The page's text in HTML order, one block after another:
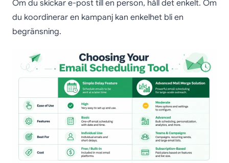
Om du skickar e-post till en person, håll det enkelt. Om
du koordinerar en kampanj kan enkelhet bli en
begränsning.